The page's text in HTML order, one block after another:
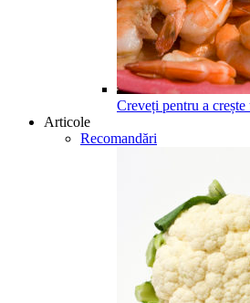
Creveți pentru a
Articole
Recomandări